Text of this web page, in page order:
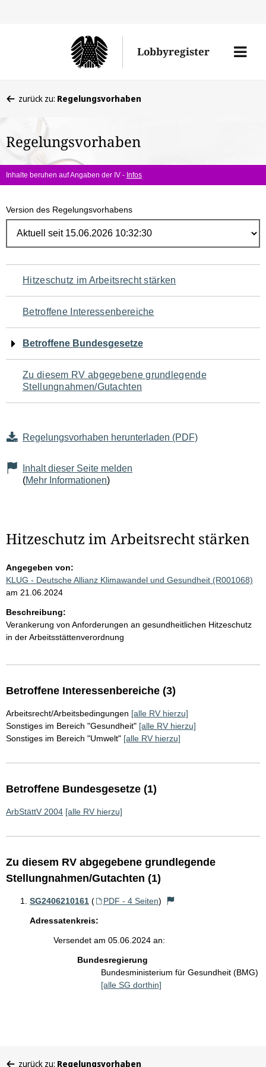
Lobbyregister
Menü
befinden
hier:
zurück zu: Regelungsvorhaben
Regelungsvorhaben
Inhalte beruhen auf Angaben der IV - Infos
Version des Regelungsvorhabens
Navigation
für
den
Seiteninhalt
Hitzeschutz im Arbeitsrecht stärken
Betroffene Interessenbereiche
Betroffene Bundesgesetze
Zu diesem RV abgegebene grundlegende
Stellungnahmen/Gutachten
Regelungsvorhaben herunterladen (PDF)
Inhalt dieser Seite melden
(Mehr Informationen)
Hitzeschutz im Arbeitsrecht stärken
Angegeben von:
KLUG - Deutsche Allianz Klimawandel und Gesundheit (R001068)
am 21.06.2024
Beschreibung:
Verankerung von Anforderungen an gesundheitlichen Hitzeschutz
in der Arbeitsstättenverordnung
Betroffene Interessenbereiche (3)
Arbeitsrecht/Arbeitsbedingungen [alle RV hierzu]
Sonstiges im Bereich "Gesundheit" [alle RV hierzu]
Sonstiges im Bereich "Umwelt" [alle RV hierzu]
Betroffene Bundesgesetze (1)
ArbStättV 2004 [alle RV hierzu]
Zu diesem RV abgegebene grundlegende
Stellungnahmen/Gutachten (1)
SG2406210161 ( PDF - 4 Seiten)
Adressatenkreis:
Versendet am 05.06.2024 an:
Bundesregierung
Bundesministerium für Gesundheit (BMG)
[alle SG dorthin]
zurück zu: Regelungsvorhaben